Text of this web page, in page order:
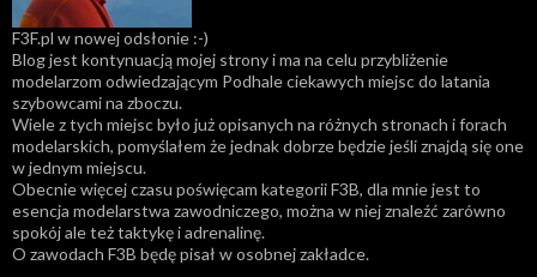
F3F.pl w nowej odsłonie :-)
Blog jest kontynuacją mojej strony i ma na celu przybliżenie
modelarzom odwiedzającym Podhale ciekawych miejsc do latania
szybowcami na zboczu.
Wiele z tych miejsc było już opisanych na różnych stronach i forach
modelarskich, pomyślałem że jednak dobrze będzie jeśli znajdą się one
w jednym miejscu.
Obecnie więcej czasu poświęcam kategorii F3B, dla mnie jest to
esencja modelarstwa zawodniczego, można w niej znaleźć zarówno
spokój ale też taktykę i adrenalinę.
O zawodach F3B będę pisał w osobnej zakładce.